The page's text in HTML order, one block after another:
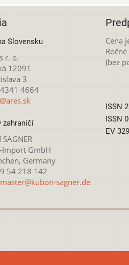
Slovensku
r. o.
12091
3
4664
zahraničí
GmbH
Germany
54 218 142
sagner.de
Cena
(bez
ISSN
ISSN
EV
NonCommercial 4.0